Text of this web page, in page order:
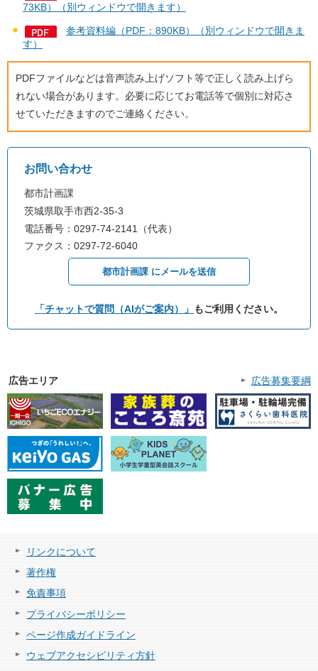
73KB）（別ウィンドウで開きます）
参考資料編（PDF：890KB）（別ウィンドウで開きま
す）
PDFファイルなどは音声読み上げソフト等で正しく読み上げら
れない場合があります。必要に応じてお電話等で個別に対応さ
せていただきますのでご連絡ください。
お問い合わせ
都市計画課
茨城県取手市西2-35-3
電話番号：0297-74-2141（代表）
ファクス：0297-72-6040
都市計画課 にメールを送信
「チャットで質問（AIがご案内）」 もご利用ください。
広告エリア 広告募集要綱
リンクについて
著作権
免責事項
プライバシーポリシー
ページ作成ガイドライン
ウェブアクセシビリティ方針